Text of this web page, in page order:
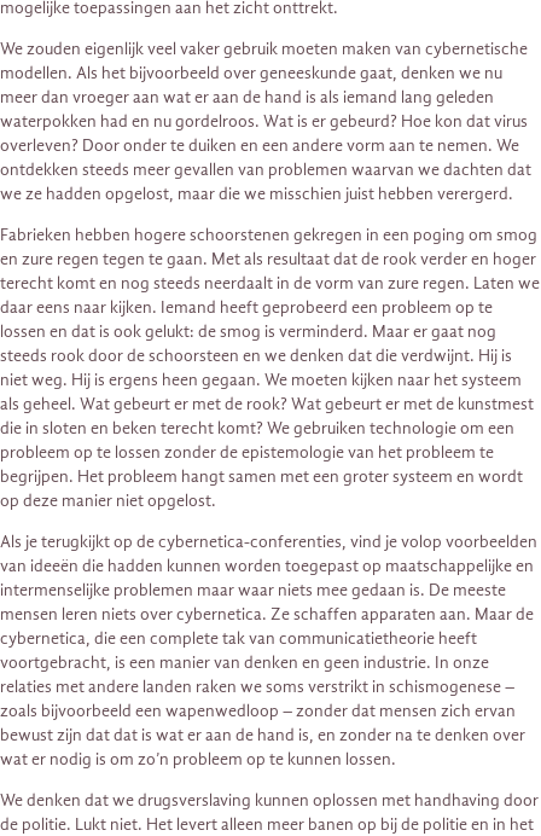
mogelijke toepassingen aan het zicht onttrekt.
We zouden eigenlijk veel vaker gebruik moeten maken van cybernetische
modellen. Als het bijvoorbeeld over geneeskunde gaat, denken we nu
meer dan vroeger aan wat er aan de hand is als iemand lang geleden
waterpokken had en nu gordelroos. Wat is er gebeurd? Hoe kon dat virus
overleven? Door onder te duiken en een ​​andere vorm aan te nemen. We
ontdekken steeds meer gevallen van problemen waarvan we dachten dat
we ze hadden opgelost, maar die we misschien juist hebben verergerd.
Fabrieken hebben hogere schoorstenen gekregen in een poging om smog
en zure regen tegen te gaan. Met als resultaat dat de rook verder en hoger
terecht komt en nog steeds neerdaalt in de vorm van zure regen. Laten we
daar eens naar kijken. Iemand heeft geprobeerd een probleem op te
lossen en dat is ook gelukt: de smog is verminderd. Maar er gaat nog
steeds rook door de schoorsteen en we denken dat die verdwijnt. Hij is
niet weg. Hij is ergens heen gegaan. We moeten kijken naar het systeem
als geheel. Wat gebeurt er met de rook? Wat gebeurt er met de kunstmest
die in sloten en beken terecht komt? We gebruiken technologie om een ​​
probleem op te lossen zonder de epistemologie van het probleem te
begrijpen. Het probleem hangt samen met een groter systeem en wordt
op deze manier niet opgelost.
Als je terugkijkt op de cybernetica-conferenties, vind je volop voorbeelden
van ideeën die hadden kunnen worden toegepast op maatschappelijke en
intermenselijke problemen maar waar niets mee gedaan is. De meeste
mensen leren niets over cybernetica. Ze schaffen apparaten aan. Maar de
cybernetica, die een complete tak van communicatietheorie heeft
voortgebracht, is een manier van denken en geen industrie. In onze
relaties met andere landen raken we soms verstrikt in schismogenese –
zoals bijvoorbeeld een wapenwedloop – zonder dat mensen zich ervan
bewust zijn dat dat is wat er aan de hand is, en zonder na te denken over
wat er nodig is om zo’n ​​probleem op te kunnen lossen.
We denken dat we drugsverslaving kunnen oplossen met handhaving door
de politie. Lukt niet. Het levert alleen meer banen op bij de politie en in het